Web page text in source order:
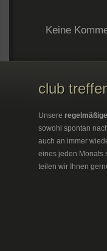
Keine
club
Unsere
sowohl spontan
auch an immer
eines jeden Monats
teilen wir Ihnen